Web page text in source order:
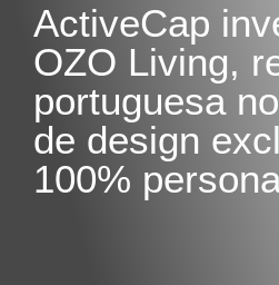
ActiveCap
OZO Living,
portuguesa
de design
100%